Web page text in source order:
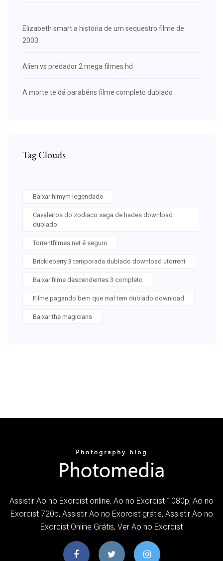
Elizabeth smart a história de um sequestro filme de
2003
Alien vs predador 2 mega filmes hd
A morte te dá parabéns filme completo dublado
Tag Clouds
Baixar himym legendado
Cavaleiros do zodiaco saga de hades download
dublado
Torrentfilmes.net é seguro
Brickleberry 3 temporada dublado download utorrent
Baixar filme descendentes 3 completo
Filme pagando bem que mal tem dublado download
Baixar the magicians
Assistir Ao no Exorcist online, Ao no Exorcist 1080p, Ao no
Exorcist 720p, Assistir Ao no Exorcist grátis, Assistir Ao no
Exorcist Online Grátis, Ver Ao no Exorcist